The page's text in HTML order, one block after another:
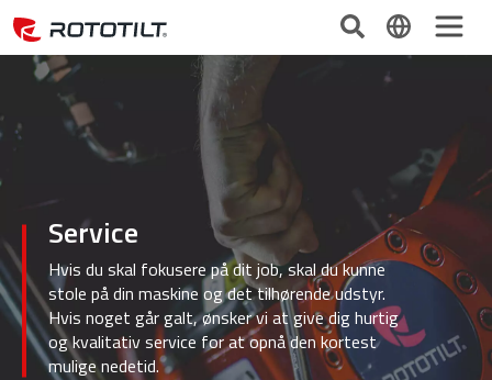
Service
Hvis du skal fokusere på dit job, skal du kunne
stole på din maskine og det tilhørende udstyr.
Hvis noget går galt, ønsker vi at give dig hurtig
og kvalitativ service for at opnå den kortest
mulige nedetid.